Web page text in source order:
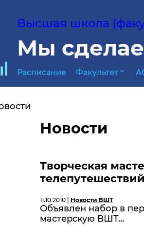
Высшая школа
Мы
Расписание Факультет expand_more
Новости
Творческая
11.10.2010 | Новости ВШТ
Объявлен набор в
мастерскую ВШТ...